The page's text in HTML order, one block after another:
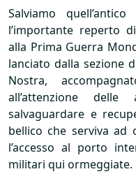
Salviamo
l’importante reperto
alla Prima Guerra
lanciato dalla sezione
Nostra,
all’attenzione
salvaguardare e
bellico che serviva ad
l’accesso al porto
militari qui ormeggiate.